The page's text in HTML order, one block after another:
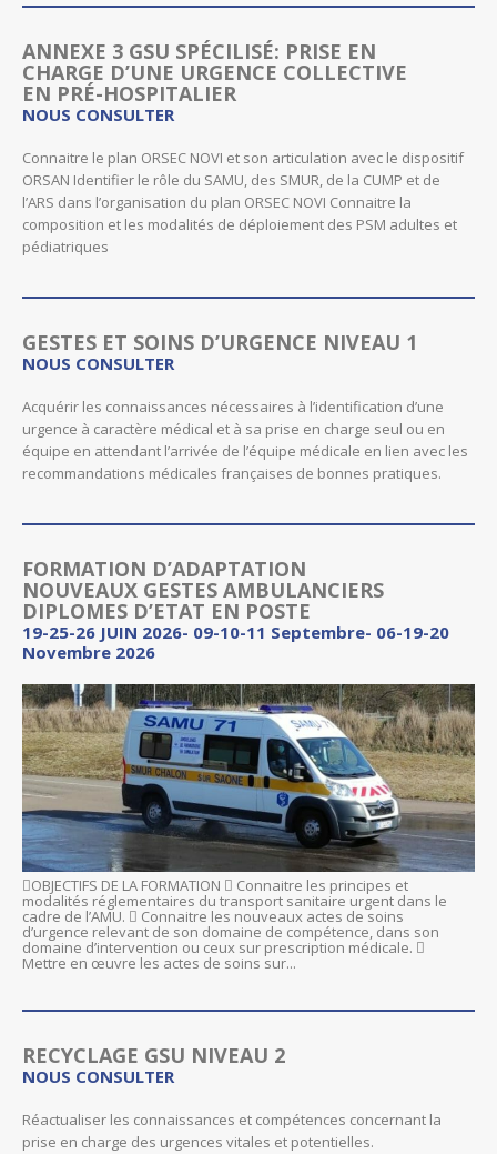
ANNEXE 3 GSU SPÉCILISÉ: PRISE EN
CHARGE D’UNE URGENCE COLLECTIVE
EN PRÉ-HOSPITALIER
NOUS CONSULTER
Connaitre le plan ORSEC NOVI et son articulation avec le dispositif
ORSAN Identifier le rôle du SAMU, des SMUR, de la CUMP et de
l’ARS dans l’organisation du plan ORSEC NOVI Connaitre la
composition et les modalités de déploiement des PSM adultes et
pédiatriques
GESTES ET SOINS D’URGENCE NIVEAU 1
NOUS CONSULTER
Acquérir les connaissances nécessaires à l’identification d’une
urgence à caractère médical et à sa prise en charge seul ou en
équipe en attendant l’arrivée de l’équipe médicale en lien avec les
recommandations médicales françaises de bonnes pratiques.
FORMATION D’ADAPTATION
NOUVEAUX GESTES AMBULANCIERS
DIPLOMES D’ETAT EN POSTE
19-25-26 JUIN 2026- 09-10-11 Septembre- 06-19-20
Novembre 2026
OBJECTIFS DE LA FORMATION  Connaitre les principes et
modalités réglementaires du transport sanitaire urgent dans le
cadre de l’AMU.  Connaitre les nouveaux actes de soins
d’urgence relevant de son domaine de compétence, dans son
domaine d’intervention ou ceux sur prescription médicale. 
Mettre en œuvre les actes de soins sur...
RECYCLAGE GSU NIVEAU 2
NOUS CONSULTER
Réactualiser les connaissances et compétences concernant la
prise en charge des urgences vitales et potentielles.